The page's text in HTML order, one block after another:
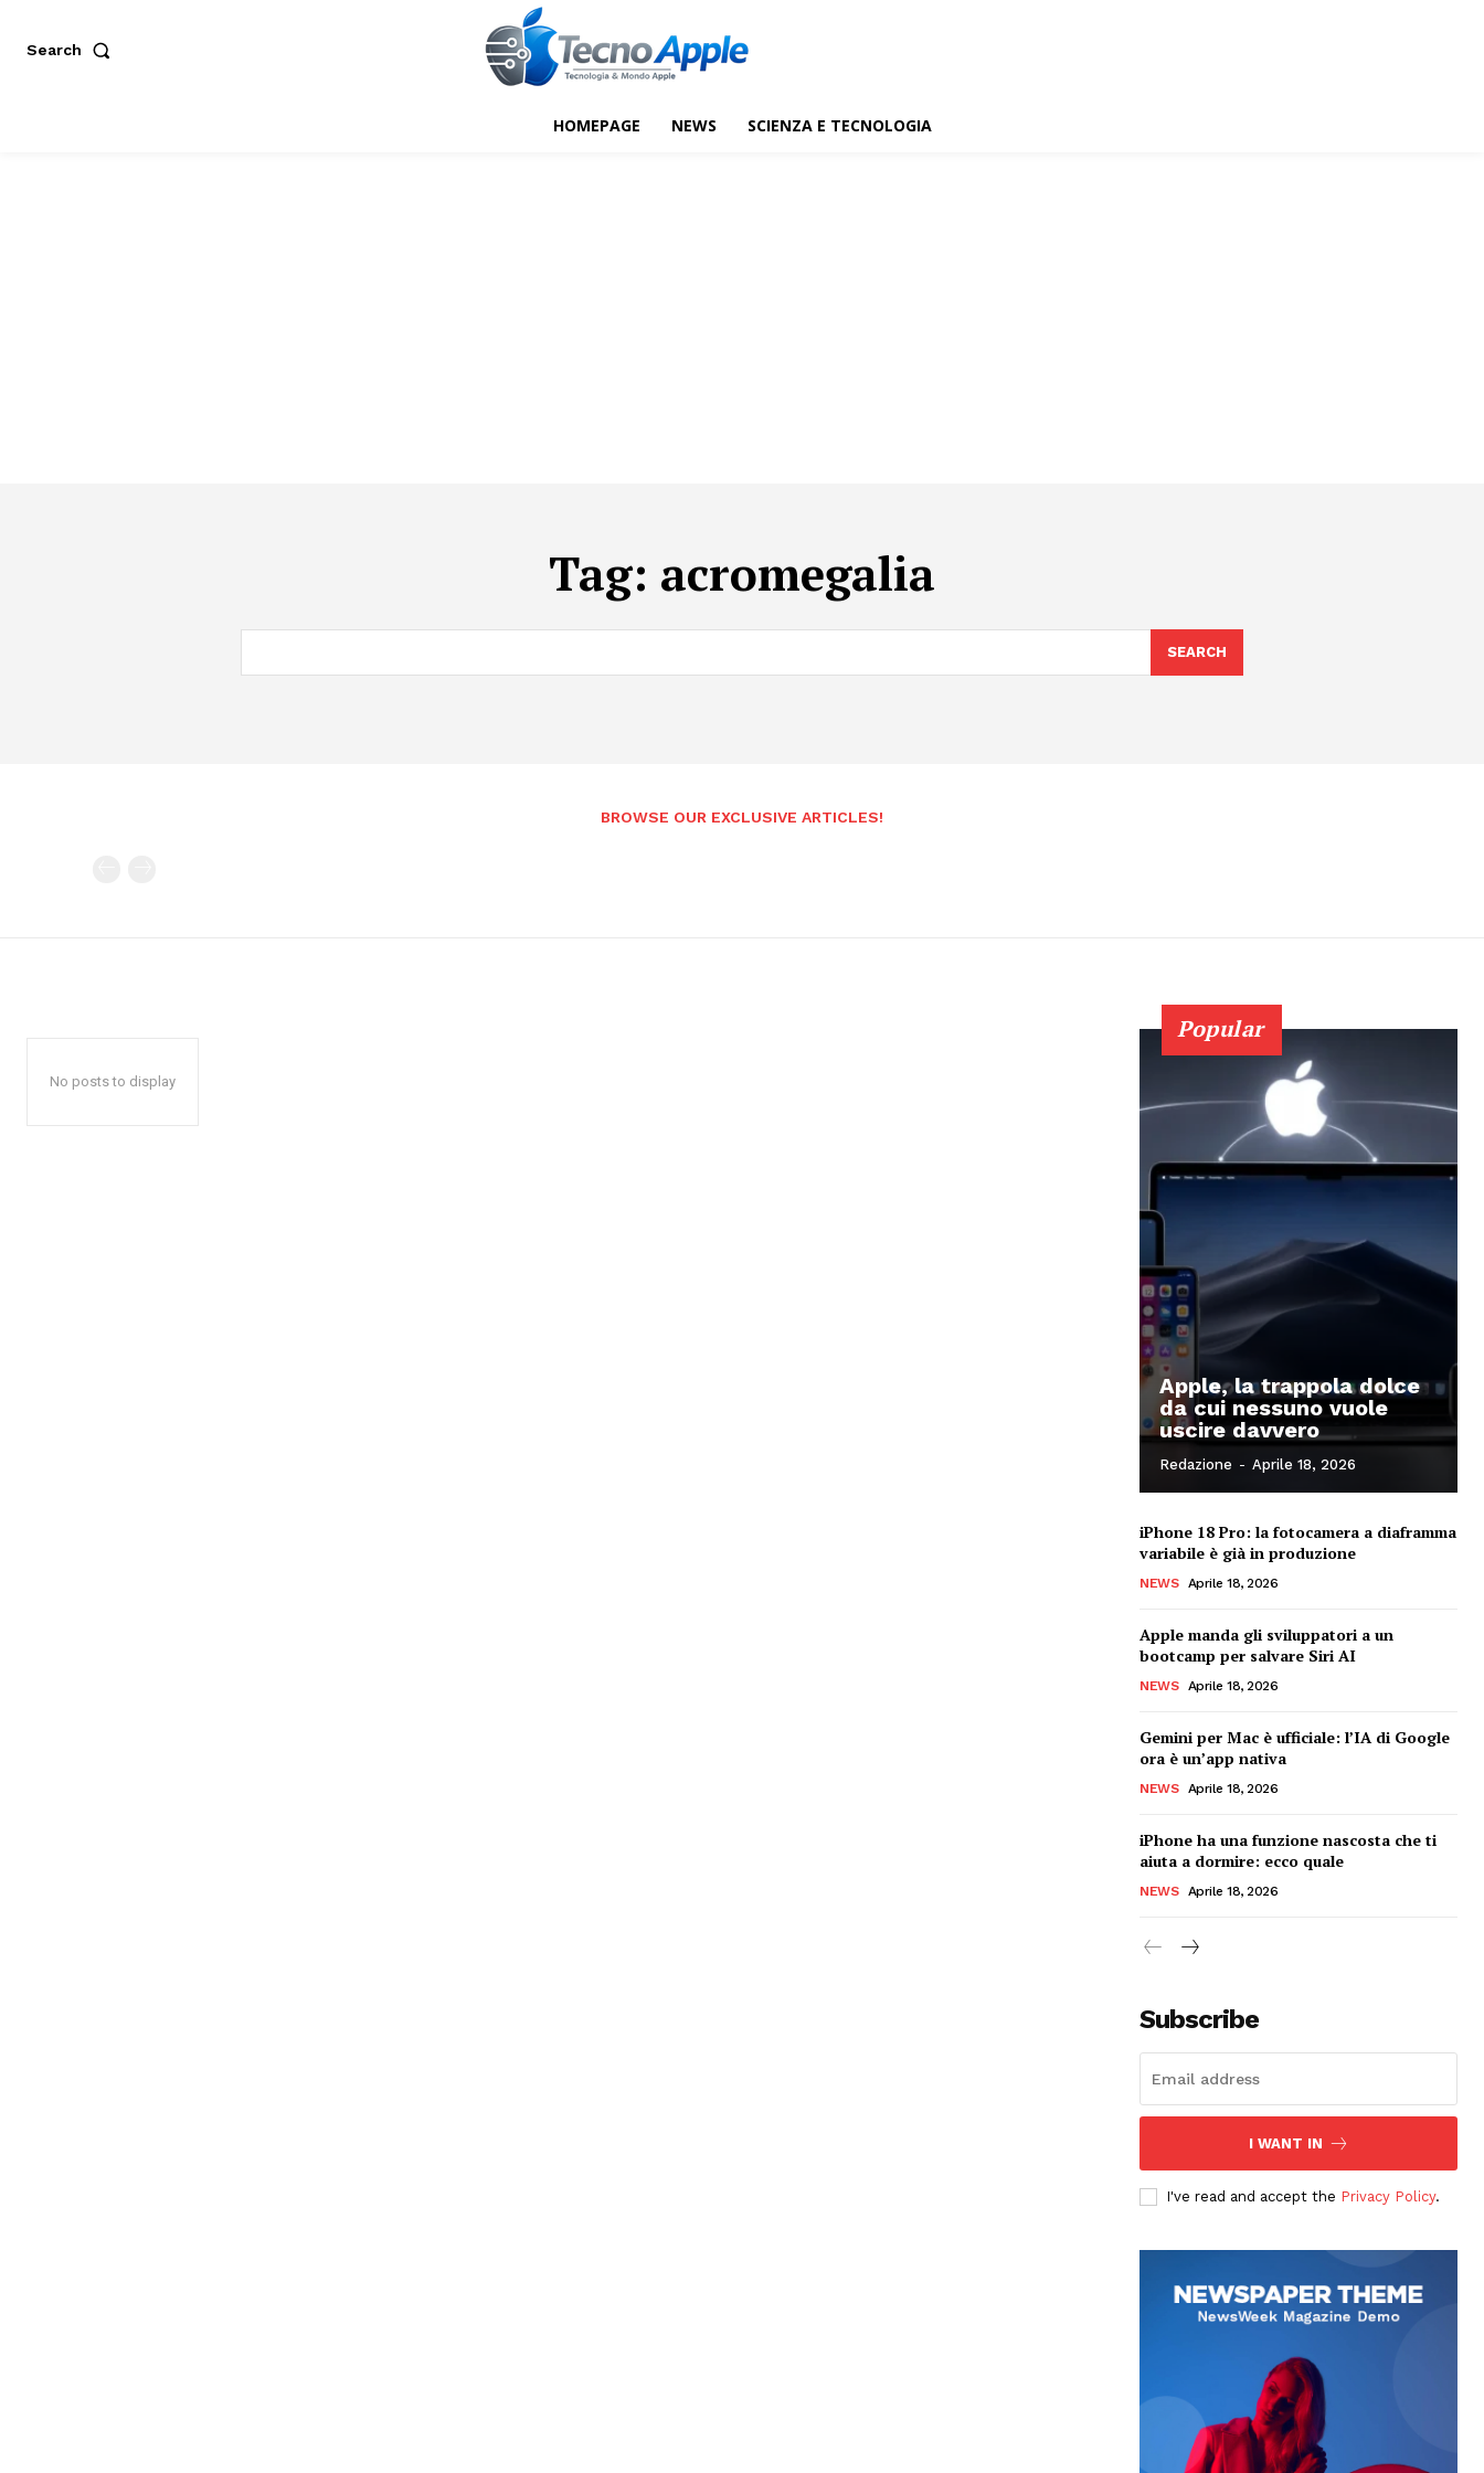
Search
HOMEPAGE NEWS SCIENZA E TECNOLOGIA
Tag: acromegalia
SEARCH
BROWSE OUR EXCLUSIVE ARTICLES!
No posts to display
Popular
Apple, la trappola dolce
da cui nessuno vuole
uscire davvero
Redazione - Aprile 18, 2026
iPhone 18 Pro: la fotocamera a diaframma
variabile è già in produzione
NEWS Aprile 18, 2026
Apple manda gli sviluppatori a un
bootcamp per salvare Siri AI
NEWS Aprile 18, 2026
Gemini per Mac è ufficiale: l’IA di Google
ora è un’app nativa
NEWS Aprile 18, 2026
iPhone ha una funzione nascosta che ti
aiuta a dormire: ecco quale
NEWS Aprile 18, 2026
Subscribe
I WANT IN
I've read and accept the Privacy Policy.